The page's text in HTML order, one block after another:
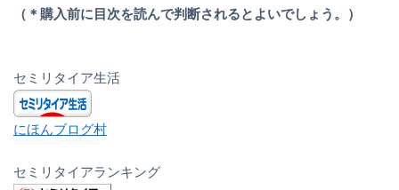
（＊購入前に目次を読んで判断されるとよいでしょう。）
セミリタイア生活
にほんブログ村
セミリタイアランキング